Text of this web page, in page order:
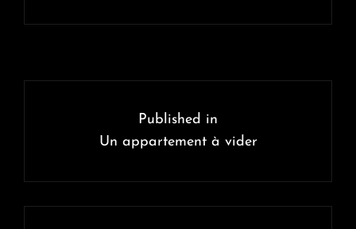
Published in
Un appartement à vider